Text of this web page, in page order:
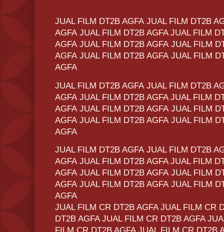
JUAL FILM DT2B AGFA JUAL FILM DT2B
AGFA JUAL FILM DT2B AGFA JUAL FILM
AGFA JUAL FILM DT2B AGFA JUAL FILM
AGFA JUAL FILM DT2B AGFA JUAL FILM
AGFA
JUAL FILM DT2B AGFA JUAL FILM DT2B
AGFA JUAL FILM DT2B AGFA JUAL FILM
AGFA JUAL FILM DT2B AGFA JUAL FILM
AGFA JUAL FILM DT2B AGFA JUAL FILM
AGFA
JUAL FILM DT2B AGFA JUAL FILM DT2B
AGFA JUAL FILM DT2B AGFA JUAL FILM
AGFA JUAL FILM DT2B AGFA JUAL FILM
AGFA JUAL FILM DT2B AGFA JUAL FILM
AGFA
JUAL FILM CR DT2B AGFA JUAL FILM CR
DT2B AGFA JUAL FILM CR DT2B AGFA
FILM CR DT2B AGFA JUAL FILM CR DT2B